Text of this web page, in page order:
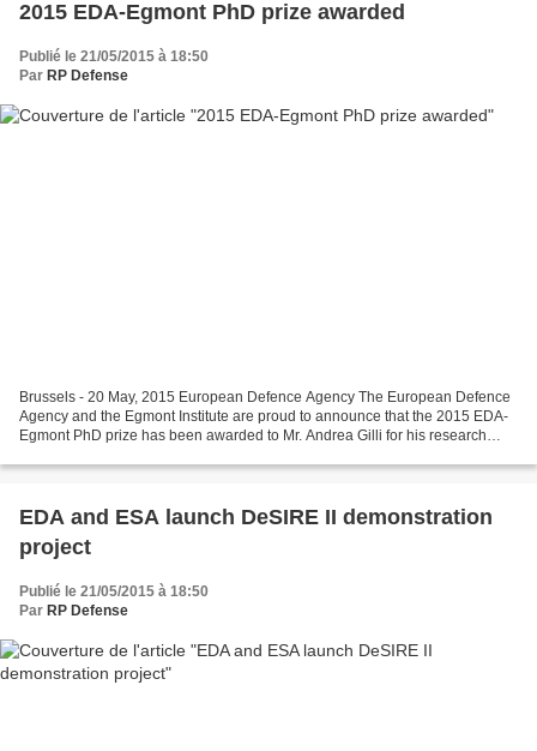
2015 EDA-Egmont PhD prize awarded
Publié le 21/05/2015 à 18:50
Par RP Defense
Brussels - 20 May, 2015 European Defence Agency The European Defence
Agency and the Egmont Institute are proud to announce that the 2015 EDA-
Egmont PhD prize has been awarded to Mr. Andrea Gilli for his research
EDA and ESA launch DeSIRE II demonstration
project
Publié le 21/05/2015 à 18:50
Par RP Defense